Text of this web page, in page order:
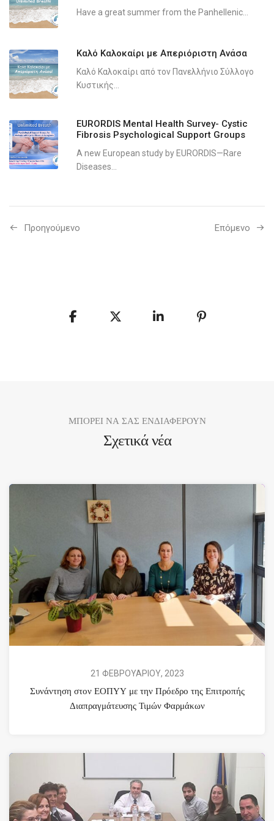
Have a great summer from the Panhellenic...
Καλό Καλοκαίρι με Απεριόριστη Ανάσα
Καλό Καλοκαίρι από τον Πανελλήνιο Σύλλογο
Κυστικής...
EURORDIS Mental Health Survey- Cystic
Fibrosis Psychological Support Groups
A new European study by EURORDIS—Rare
Diseases...
Προηγούμενo Επόμενο
ΜΠΟΡΕΙ ΝΑ ΣΑΣ ΕΝΔΙΑΦΕΡΟΥΝ
Σχετικά νέα
21 ΦΕΒΡΟΥΑΡΙΟΥ, 2023
Συνάντηση στον ΕΟΠΥΥ με την Πρόεδρο της Επιτροπής
Διαπραγμάτευσης Τιμών Φαρμάκων